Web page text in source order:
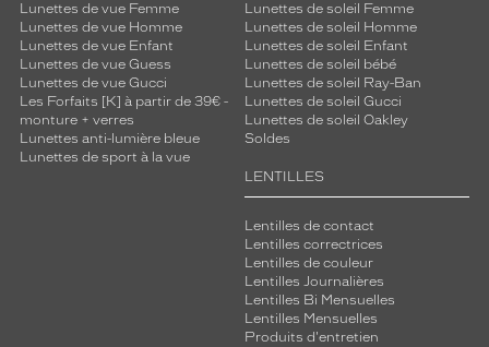
Pantos
Couleur
monture
704911
Lunettes de vue Femme
Lunettes de vue Homme
Lunettes de vue Enfant
Lunettes de vue Guess
Lunettes de vue Gucci
Les Forfaits [K] à partir de 39€ -
monture + verres
Lunettes anti-lumière bleue
Lunettes de sport à la vue
Lunettes de soleil Femme
Lunettes de soleil Homme
Lunettes de soleil Enfant
Lunettes de soleil bébé
Lunettes de soleil Ray-Ban
Lunettes de soleil Gucci
Lunettes de soleil Oakley
Soldes
LENTILLES
Lentilles de contact
Lentilles correctrices
Lentilles de couleur
Lentilles Journalières
Lentilles Bi Mensuelles
Lentilles Mensuelles
Produits d'entretien